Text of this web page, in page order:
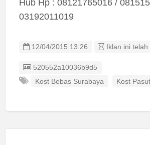
Hub Hp : 08121765016 /
03192011019
12/04/2015 13:26 Iklan ini
Listing ID
520552a10036b9d5
Kost Bebas Surabaya
Kost